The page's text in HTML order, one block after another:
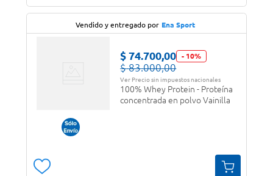
Vendido y entregado por Ena Sport
$ 74.700,00 - 10%
$ 83.000,00
Ver Precio sin impuestos nacionales
100% Whey Protein - Proteína
concentrada en polvo Vainilla